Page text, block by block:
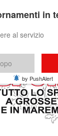
in
al servizio
by PushAlert